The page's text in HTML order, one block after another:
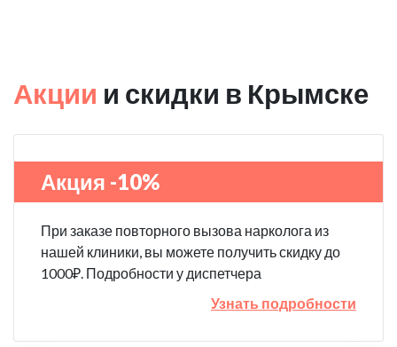
Акции и скидки в Крымске
Акция -10%
При заказе повторного вызова нарколога из
нашей клиники, вы можете получить скидку до
1000₽. Подробности у диспетчера
Узнать подробности